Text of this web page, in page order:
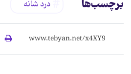
برچسب‌ها درد شانه